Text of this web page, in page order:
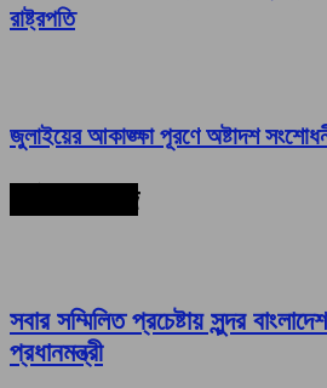
রাষ্ট্রপতি
জুলাইয়ের আকাঙ্ক্ষা পূরণে অষ্টাদশ
সবার সম্মিলিত প্রচেষ্টায় সুন্দর
প্রধানমন্ত্রী